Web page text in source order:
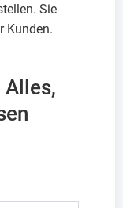
Sie
Kunden.
Alles,